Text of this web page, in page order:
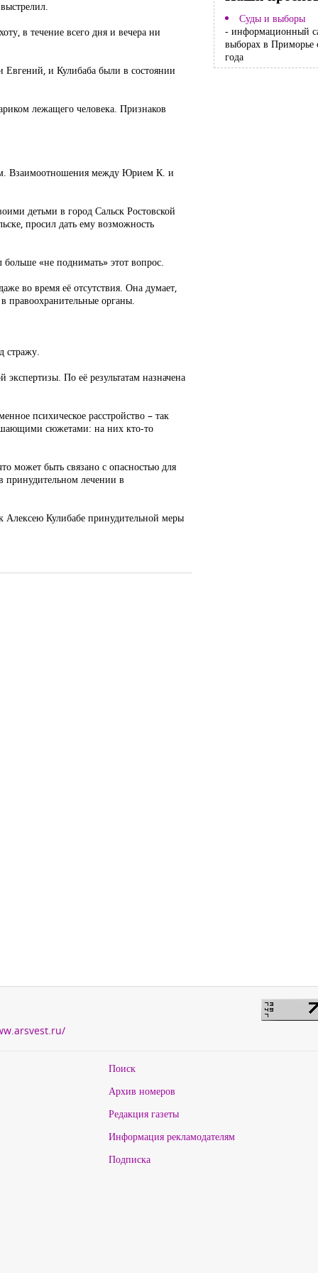
в течение всего дня и вечера ни
Евгений, и Кулибаба были в состоянии
лежащего человека. Признаков
Взаимоотношения между Юрием К. и
детьми в город Сальск Ростовской
просил дать ему возможность
больше «не поднимать» этот вопрос.
во время её отсутствия. Она думает,
правоохранительные органы.
стражу.
По её результатам назначена
психическое расстройство – так
сюжетами: на них кто-то
может быть связано с опасностью для
принудительном лечении в
Алексею Кулибабе принудительной меры
Суды и выборы
- информационный
выборах в Приморье
года
Поиск
Архив номеров
Редакция газеты
Информация рекламодателям
Подписка